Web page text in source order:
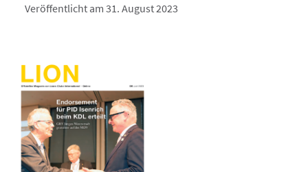
Veröffentlicht am 31. August 2023